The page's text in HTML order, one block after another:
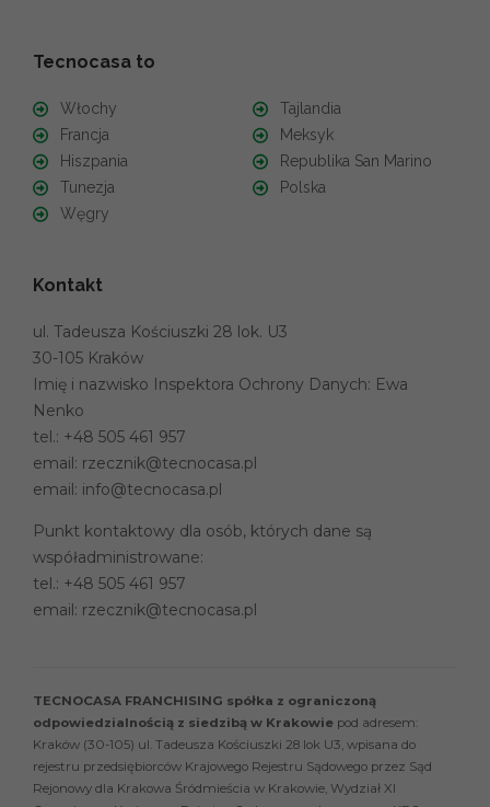
Tecnocasa to
Włochy
Francja
Hiszpania
Tunezja
Węgry
Tajlandia
Meksyk
Republika San Marino
Polska
Kontakt
ul. Tadeusza Kościuszki 28 lok. U3
30-105 Kraków
Imię i nazwisko Inspektora Ochrony Danych: Ewa
Nenko
tel.: +48 505 461 957
email: rzecznik@tecnocasa.pl
email: info@tecnocasa.pl
Punkt kontaktowy dla osób, których dane są
współadministrowane:
tel.: +48 505 461 957
email: rzecznik@tecnocasa.pl
TECNOCASA FRANCHISING spółka z ograniczoną
odpowiedzialnością z siedzibą w Krakowie pod adresem:
Kraków (30-105) ul. Tadeusza Kościuszki 28 lok U3, wpisana do
rejestru przedsiębiorców Krajowego Rejestru Sądowego przez Sąd
Rejonowy dla Krakowa Śródmieścia w Krakowie, Wydział XI